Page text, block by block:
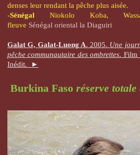
denses leur rendant la pêche plus aisée.
-Sénégal Niokolo Koba,
fleuve Sénégal oriental la Diaguiri
Galat G, Galat-Luong A. 2005. Une
pêche communautaire des ombrettes. Film
Inédit. ►
Burkina Faso réserve